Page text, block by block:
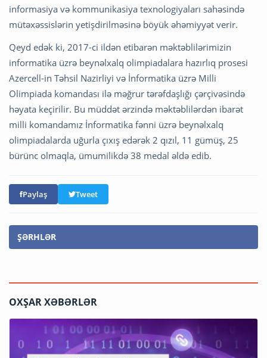
informasiya və kommunikasiya texnologiyaları sahəsində
mütəxəssislərin yetişdirilməsinə böyük əhəmiyyət verir.
Qeyd edək ki, 2017-ci ildən etibarən məktəblilərimizin
informatika üzrə beynəlxalq olimpiadalara hazırlıq prosesi
Azercell-in Təhsil Nazirliyi və İnformatika üzrə Milli
Olimpiada komandası ilə məğrur tərəfdaşlığı çərçivəsində
həyata keçirilir. Bu müddət ərzində məktəblilərdən ibarət
milli komandamız İnformatika fənni üzrə beynəlxalq
olimpiadalarda uğurla çıxış edərək 2 qızıl, 11 gümüş, 25
bürünc olmaqla, ümumilikdə 38 medal əldə edib.
Paylaş Tweet
ŞƏRHLƏR
OXŞAR XƏBƏRLƏR